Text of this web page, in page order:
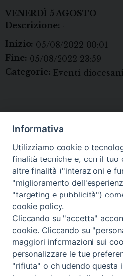
VENERDÌ 5 AGOSTO
Descrizione: .
Inizio: 05/08/2022 00:01
Fine: 05/08/2022 23:59
Categorie: Eventi diocesani
Diocesi di Melfi
• Largo Duomo, 12 - 85025
Informativa
Utilizziamo cookie o
finalità tecniche e, con il tuo
altre finalità ("interazioni e
"miglioramento
"targeting e pubblicità")
cookie policy.
Cliccando su "accetta"
cookie. Cliccando su
maggiori informazioni sui
personalizzare le tue
"rifiuta" o chiudendo questa